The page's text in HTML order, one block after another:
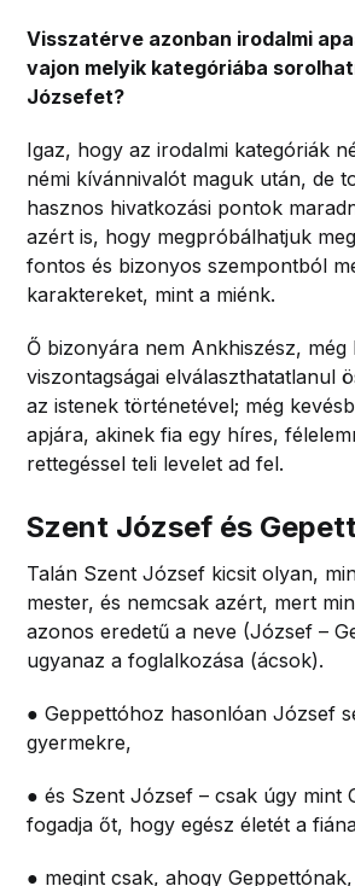
Visszatérve azonban irodalmi
vajon melyik kategóriába
Józsefet?
Igaz, hogy az irodalmi kategóriák
némi kívánnivalót maguk után, de
hasznos hivatkozási pontok
azért is, hogy megpróbálhatjuk
fontos és bizonyos szempontból
karaktereket, mint a miénk.
Ő bizonyára nem Ankhiszész, még
viszontagságai elválaszthatatlanul
az istenek történetével; még
apjára, akinek fia egy híres,
rettegéssel teli levelet ad fel.
Szent József és
Talán Szent József kicsit olyan,
mester, és nemcsak azért, mert
azonos eredetű a neve (József –
ugyanaz a foglalkozása (ácsok).
● Geppettóhoz hasonlóan József
gyermekre,
● és Szent József – csak úgy mint
fogadja őt, hogy egész életét a
● megint csak, ahogy